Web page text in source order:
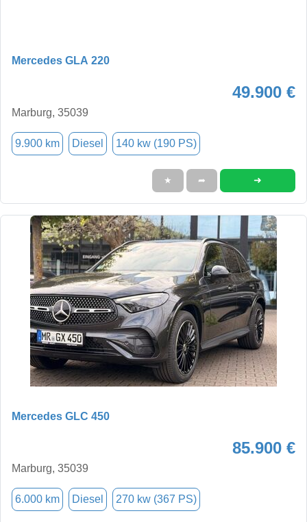
Mercedes GLA 220
49.900 €
Marburg, 35039
9.900 km Diesel 140 kw (190 PS)
★ ➦ ➜
Mercedes GLC 450
85.900 €
Marburg, 35039
6.000 km Diesel 270 kw (367 PS)